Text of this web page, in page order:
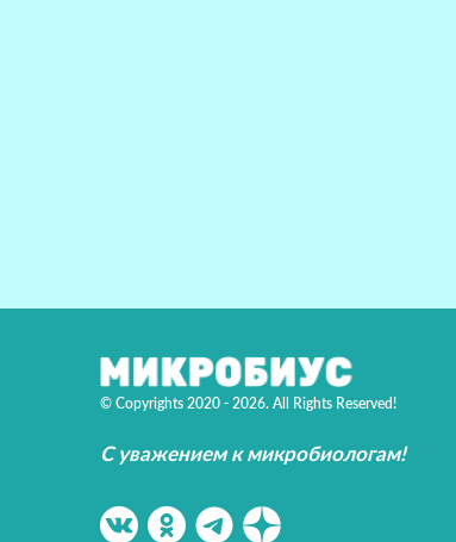
© Copyrights 2020 - 2026. All Rights Reserved!
С уважением к микробиологам!